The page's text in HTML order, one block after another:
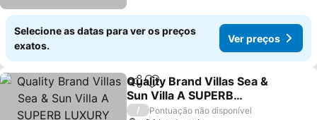
Selecione as datas para ver os preços
exatos.
Ver preços
PartilharAdicionar aos favoritos
Quality Brand Villas Sea &
Sun Villa A SUPERB
LUXURY EXCLUSIVE
Ver preços
/
Pontuação não disponível